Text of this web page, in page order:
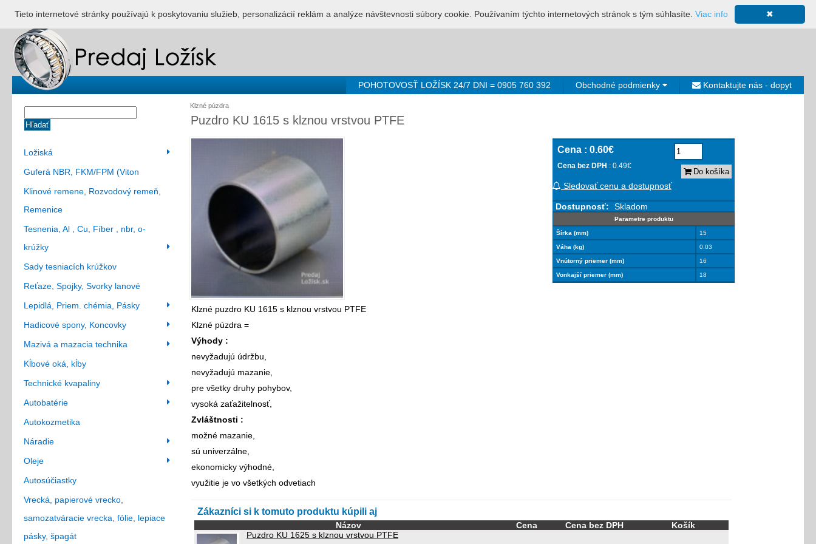
ÚVOD NONSTOP SLUŽBA PRE LOŽISKÁ - 0905 760 392 Prihlásenie Registrácia Mapa stránky Výkup ložísk Neplatiči
POHOTOVOSŤ LOŽÍSK 24/7 DNI = 0905 760 392 Obchodné podmienky Kontaktujte nás - dopyt
Hľadať
Ložiská
Guferá NBR, FKM/FPM (Viton
Klinové remene, Rozvodový remeň,
Remenice
Tesnenia, Al , Cu, Fíber , nbr, o-
krúžky
Sady tesniacích krúžkov
Reťaze, Spojky, Svorky lanové
Lepidlá, Priem. chémia, Pásky
Hadicové spony, Koncovky
Mazivá a mazacia technika
Kĺbové oká, kĺby
Technické kvapaliny
Autobatérie
Autokozmetika
Náradie
Oleje
Autosúčiastky
Vrecká, papierové vrecko,
samozatváracie vrecka, fólie, lepiace
pásky, špagát
Klzné púzdra
Puzdro KU 1615 s klznou vrstvou PTFE
Cena : 0.60€
Cena bez DPH : 0.49€
Do košíka
Sledovať cenu a dostupnosť
Dostupnosť: Skladom
Parametre produktu
Šírka (mm) 15
Váha (kg) 0.03
Vnútorný priemer (mm) 16
Vonkajší priemer (mm) 18
Klzné puzdro KU 1615 s klznou vrstvou PTFE
Klzné púzdra =
Výhody :
nevyžadujú údržbu,
nevyžadujú mazanie,
pre všetky druhy pohybov,
vysoká zaťažitelnosť,
Zvláštnosti :
možné mazanie,
sú univerzálne,
ekonomicky výhodné,
využitie je vo všetkých odvetiach
Zákazníci si k tomuto produktu kúpili aj
Názov Cena Cena bez DPH
Košík
Puzdro KU 1625 s klznou vrstvou PTFE
✖
Tieto internetové stránky používajú k poskytovaniu služieb, personalizácií reklám a analýze návštevnosti súbory cookie. Používaním týchto internetových stránok s tým súhlasíte. Viac info